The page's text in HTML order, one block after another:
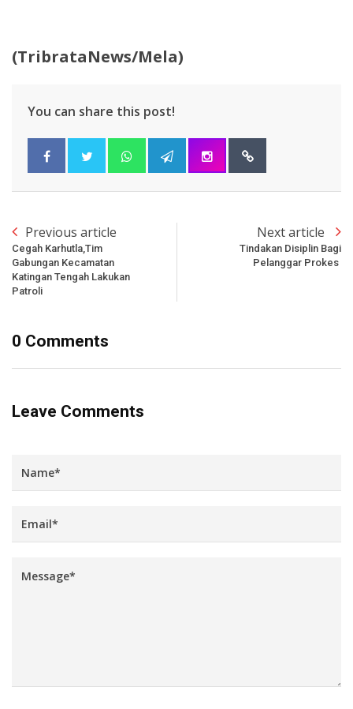
(TribrataNews/Mela)
You can share this post!
Previous article
Cegah Karhutla,Tim
Gabungan Kecamatan
Katingan Tengah Lakukan
Patroli
Next article
Tindakan Disiplin Bagi
Pelanggar Prokes
0 Comments
Leave Comments